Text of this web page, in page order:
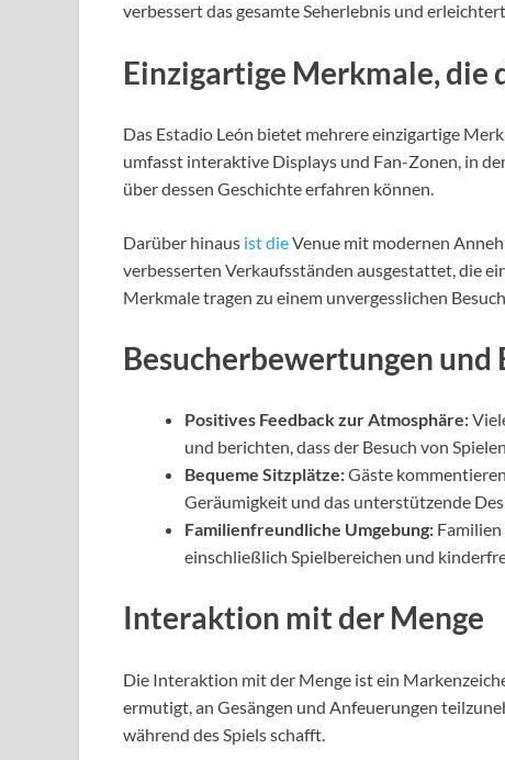
verbessert das gesamte Seherlebnis und
Einzigartige Merkmale, die
Das Estadio León bietet mehrere einzigartige
umfasst interaktive Displays und Fan-Zonen, in
über dessen Geschichte erfahren können.
Darüber hinaus ist dieVenue mit modernen
verbesserten Verkaufsständen ausgestattet, die
Merkmale tragen zu einem unvergesslichen
Besucherbewertungen
Positives Feedback zur Atmosphäre:
und berichten, dass der Besuch von
Bequeme Sitzplätze:Gäste
Geräumigkeit und das unterstützende
Familienfreundliche Umgebung:
einschließlich Spielbereichen und
Interaktion mit der Menge
Die Interaktion mit der Menge ist ein
ermutigt, an Gesängen und Anfeuerungen
während des Spiels schafft.